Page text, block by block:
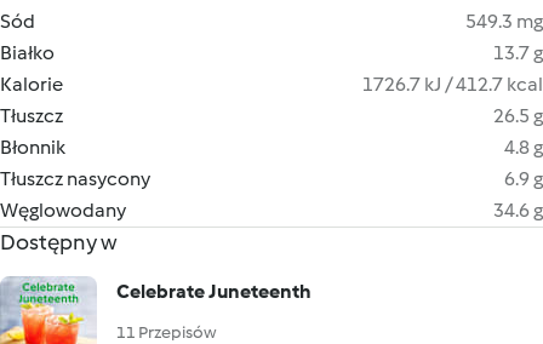
Sód
549.3 mg
Białko
13.7 g
Kalorie
1726.7 kJ / 412.7 kcal
Tłuszcz
26.5 g
Błonnik
4.8 g
Tłuszcz nasycony
6.9 g
Węglowodany
34.6 g
Dostępny w
Celebrate Juneteenth
11 Przepisów